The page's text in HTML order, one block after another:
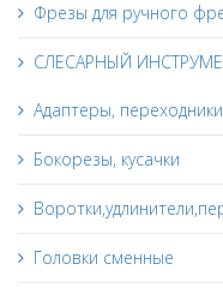
Фрезы для ручного
СЛЕСАРНЫЙ
Адаптеры,
Бокорезы, кусачки
Головки сменные